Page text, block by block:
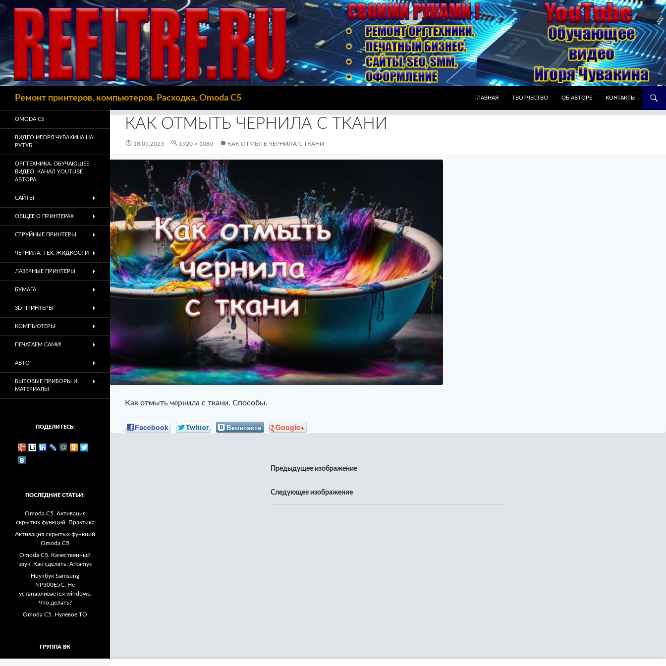
Ремонт принтеров, компьютеров. Расходка, Omoda C5
ГЛАВНАЯ
ТВОРЧЕСТВО ОБ АВТОРЕ КОНТАКТЫ
КАК ОТМЫТЬ ЧЕРНИЛА С ТКАНИ
18.05.2023 1920 × 1080 КАК ОТМЫТЬ ЧЕРНИЛА С ТКАНИ
Как отмыть чернила с ткани. Способы.
Facebook Twitter Вконтакте Google+
Предыдущее изображение
Следующее изображение
OMODA C5
ВИДЕО ИГОРЯ ЧУВАКИНА НА
РУТУБ
ОРГТЕХНИКА. ОБУЧАЮЩЕЕ
ВИДЕО. КАНАЛ YOUTUBE
АВТОРА
САЙТЫ
ОБЩЕЕ О ПРИНТЕРАХ
СТРУЙНЫЕ ПРИНТЕРЫ
ЧЕРНИЛА, ТЕХ. ЖИДКОСТИ
ЛАЗЕРНЫЕ ПРИНТЕРЫ
БУМАГА
3D ПРИНТЕРЫ
КОМПЬЮТЕРЫ
ПЕЧАТАЕМ САМИ!
АВТО
БЫТОВЫЕ ПРИБОРЫ И
МАТЕРИАЛЫ
ПОДЕЛИТЕСЬ:
ПОСЛЕДНИЕ СТАТЬИ:
Omoda C5. Активация
скрытых функций. Практика
Активация скрытых функций
Omoda C5
Omoda C5. Качественный
звук. Как сделать. Arkamys
Ноутбук Samsung
NP300E5C. Не
устанавливается windows.
Что делать?
Omoda C5. Нулевое ТО
ГРУППА ВК